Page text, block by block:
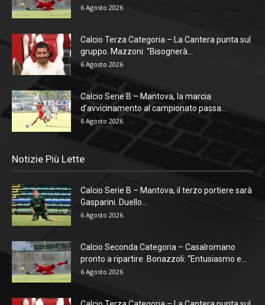
6 Agosto 2026
Calcio Terza Categoria – La Cantera punta sul
gruppo. Mazzoni: “Bisognerà...
6 Agosto 2026
Calcio Serie B – Mantova, la marcia
d’avvicinamento al campionato passa...
6 Agosto 2026
Notizie Più Lette
Calcio Serie B – Mantova, il terzo portiere sarà
Gasparini. Duello...
6 Agosto 2026
Calcio Seconda Categoria – Casalromano
pronto a ripartire. Bonazzoli: “Entusiasmo e...
6 Agosto 2026